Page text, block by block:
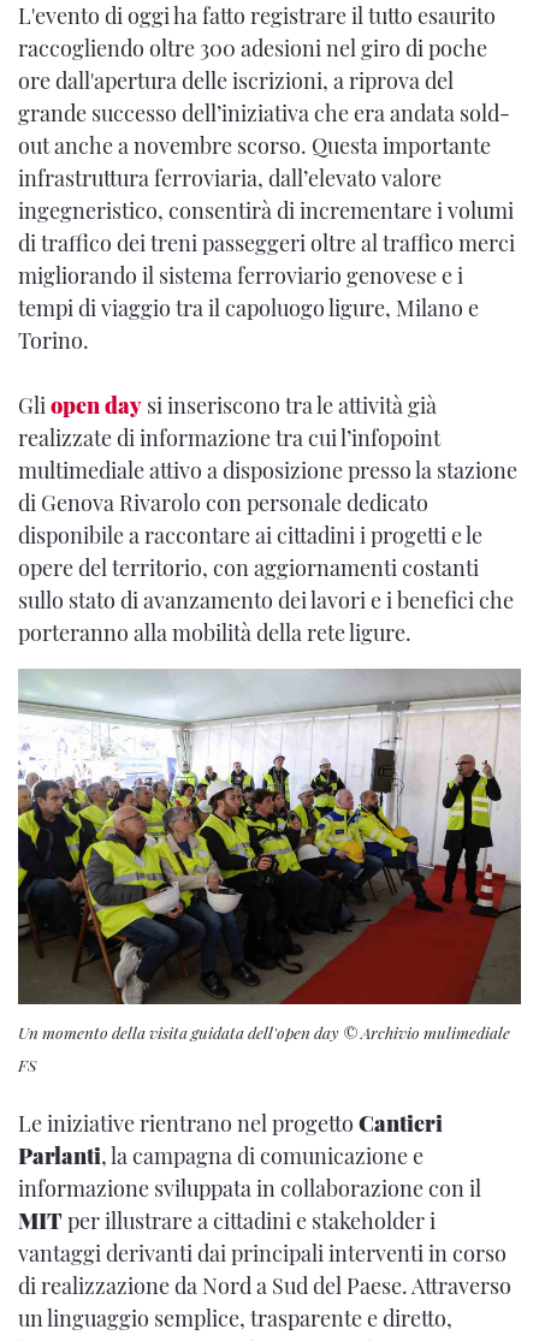
L'evento di oggi ha fatto registrare il tutto esaurito
raccogliendo oltre 300 adesioni nel giro di poche
ore dall'apertura delle iscrizioni, a riprova del
grande successo dell’iniziativa che era andata sold-
out anche a novembre scorso. Questa importante
infrastruttura ferroviaria, dall’elevato valore
ingegneristico, consentirà di incrementare i volumi
di traffico dei treni passeggeri oltre al traffico merci
migliorando il sistema ferroviario genovese e i
tempi di viaggio tra il capoluogo ligure, Milano e
Torino.
Gliopen day si inseriscono tra le attività già
realizzate di informazione tra cui l’infopoint
multimediale attivo a disposizione presso la stazione
di Genova Rivarolo con personale dedicato
disponibile a raccontare ai cittadini i progetti e le
opere del territorio, con aggiornamenti costanti
sullo stato di avanzamento dei lavori e i benefici che
porteranno alla mobilità della rete ligure.
Un momento della visita guidata dell'open day © Archivio mulimediale
FS
Le iniziative rientrano nel progetto Cantieri
Parlanti, la campagna di comunicazione e
informazione sviluppata in collaborazione con il
MITper illustrare a cittadini e stakeholder i
vantaggi derivanti dai principali interventi in corso
di realizzazione da Nord a Sud del Paese. Attraverso
un linguaggio semplice, trasparente e diretto,